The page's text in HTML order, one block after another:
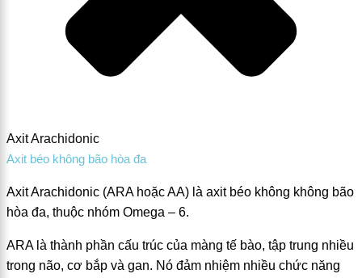
Axit Arachidonic
Axit béo không bão hòa đa
Axit Arachidonic (ARA hoặc AA) là axit béo không không bão
hòa đa, thuộc nhóm Omega – 6.
ARA là thành phần cấu trúc của màng tế bào, tập trung nhiều
trong não, cơ bắp và gan. Nó đảm nhiệm nhiều chức năng